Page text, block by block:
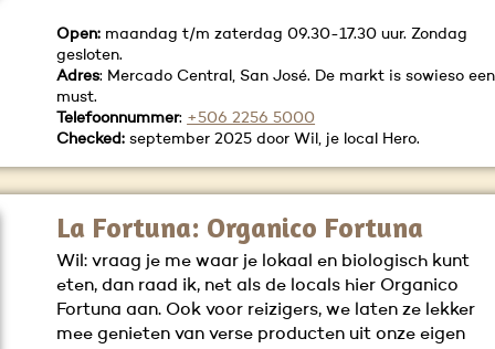
Open: maandag t/m zaterdag 09.30-17.30 uur. Zondag
gesloten.
Adres: Mercado Central, San José. De markt is sowieso een
must.
Telefoonnummer: +506 2256 5000
Checked:september 2025 door Wil, je local Hero.
La Fortuna: Organico Fortuna
Wil: vraag je me waar je lokaal en biologisch kunt
eten, dan raad ik, net als de locals hier Organico
Fortuna aan. Ook voor reizigers, we laten ze lekker
mee genieten van verse producten uit onze eigen